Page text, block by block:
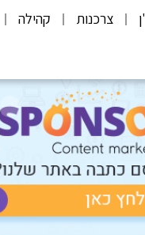
צרכנות קהילה